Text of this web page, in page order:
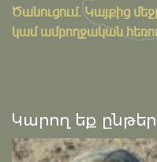
Ծանուցում․ Կայքից
կամ ամբողջական
Կարող եք